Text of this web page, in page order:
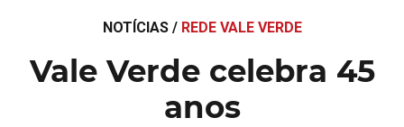
NOTÍCIAS / REDE VALE VERDE
Vale Verde celebra 45
anos